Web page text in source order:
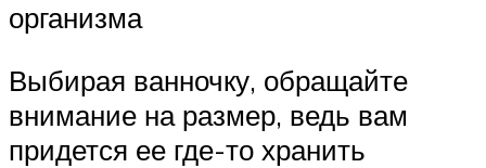
организма
Выбирая ванночку, обращайте
внимание на размер, ведь вам
придется ее где-то хранить